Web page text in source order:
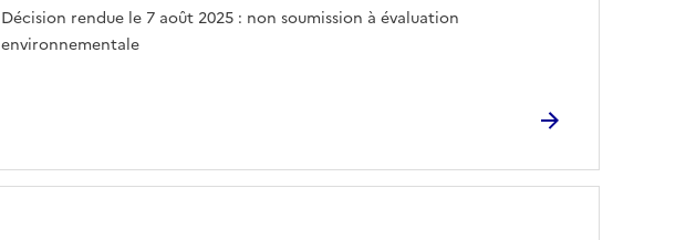
Décision rendue le 7 août 2025 : non soumission à évaluation
environnementale